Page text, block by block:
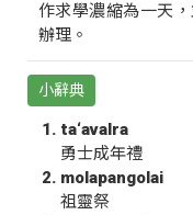
作求學濃縮為一天
辦理。
小辭典
ta‘avalra
勇士成年禮
molapangolai
祖靈祭